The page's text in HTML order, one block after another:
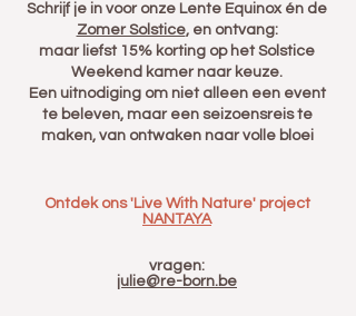
Schrijf je in voor onze Lente Equinox én de
Zomer Solstice, en ontvang:
maar liefst 15% korting op het Solstice
Weekend kamer naar keuze.
Een uitnodiging om niet alleen een event
te beleven, maar een seizoensreis te
maken, van ontwaken naar volle bloei
Ontdek ons 'Live With Nature' project
NANTAYA
vragen:
julie@re-born.be